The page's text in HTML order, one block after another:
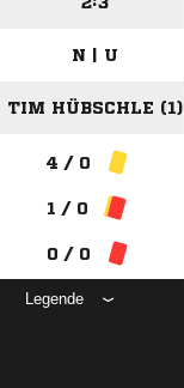
N | U
TIM HÜBSCHLE (1)
4 / 0
1 / 0
0 / 0
Legende